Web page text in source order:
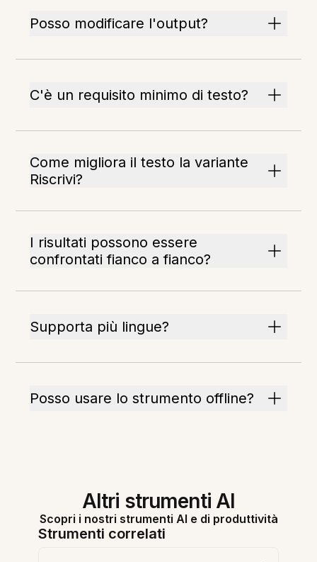
Posso modificare l'output?
C'è un requisito minimo di testo?
Come migliora il testo la variante
Riscrivi?
I risultati possono essere
confrontati fianco a fianco?
Supporta più lingue?
Posso usare lo strumento offline?
Altri strumenti AI
Scopri i nostri strumenti AI e di produttività
Strumenti correlati